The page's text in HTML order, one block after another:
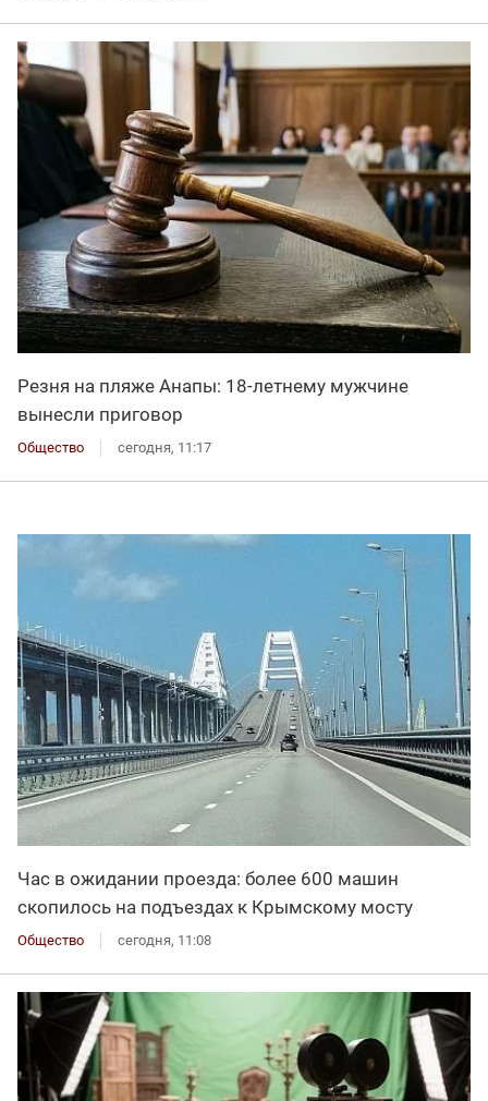
Резня на пляже Анапы: 18-летнему мужчине
вынесли приговор
Общество сегодня, 11:17
Час в ожидании проезда: более 600 машин
скопилось на подъездах к Крымскому мосту
Общество сегодня, 11:08